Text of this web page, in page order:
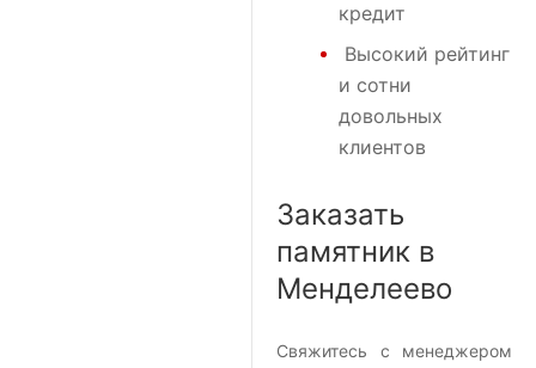
кредит
Высокий рейтинг
и сотни
довольных
клиентов
Заказать
памятник в
Менделеево
Свяжитесь с менеджером